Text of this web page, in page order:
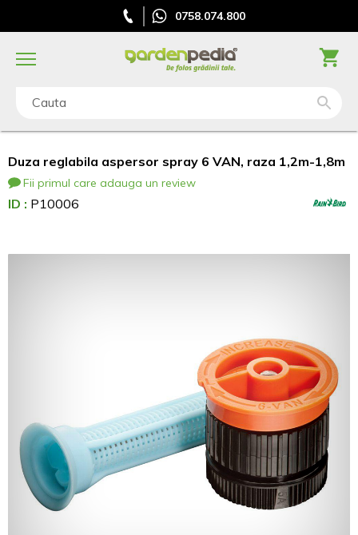
0758.074.800
Cauta
Duza reglabila aspersor spray 6 VAN, raza 1,2m-1,8m
Fii primul care adauga un review
ID : P10006